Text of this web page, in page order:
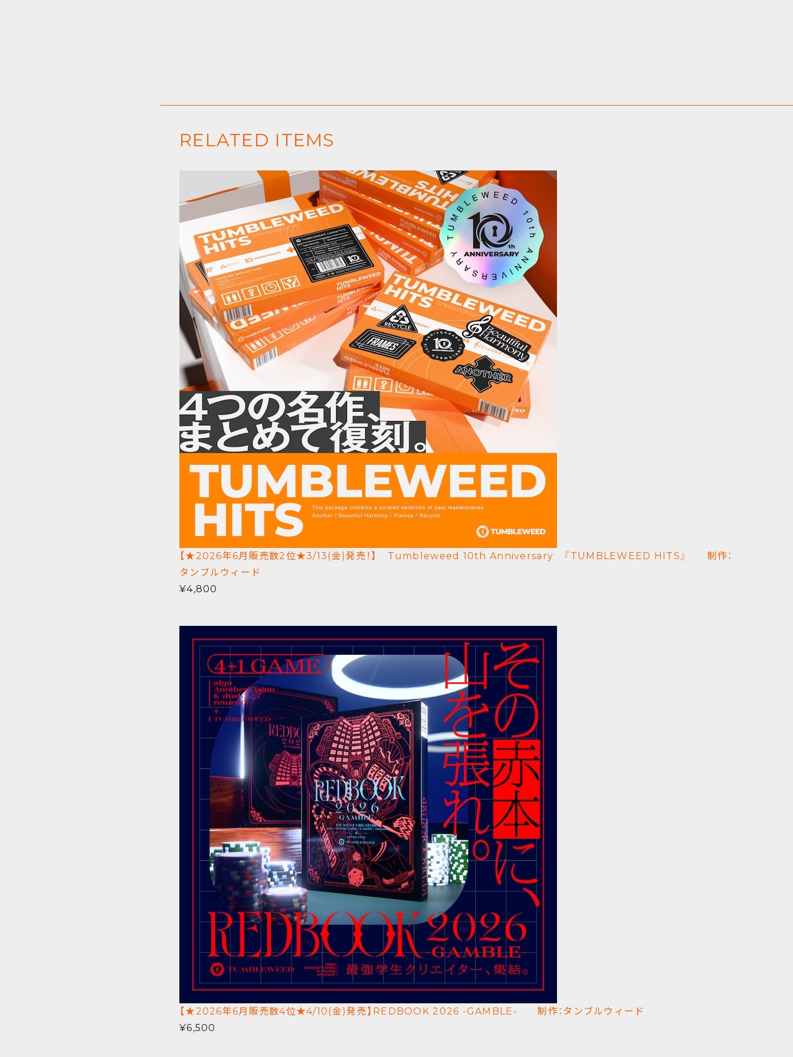
RELATED ITEMS
【★2026年6月販売数2位★3/13(金)発売！】 Tumbleweed 10th Anniversary 『TUMBLEWEED HITS』 制作：
タンブルウィード
¥4,800
【★2026年6月販売数4位★4/10(金)発売】REDBOOK 2026 -GAMBLE- 制作：タンブルウィード
¥6,500